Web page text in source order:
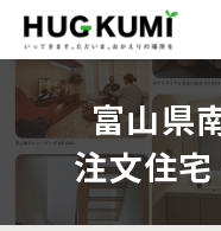
富山県
注文住